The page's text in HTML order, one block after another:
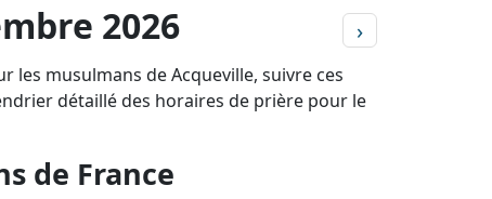
2026 ›
les musulmans de Acqueville, suivre ces
détaillé des horaires de prière pour le
de France